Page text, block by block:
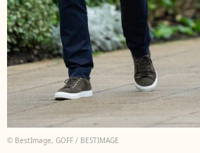
© BestImage, GOFF / BESTIMAGE